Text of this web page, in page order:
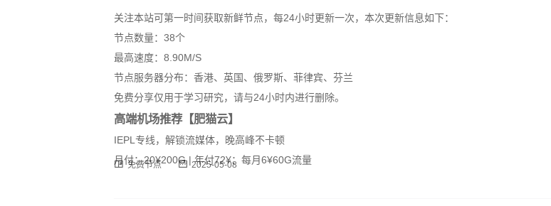
关注本站可第一时间获取新鲜节点，每24小时更新一次，本次更新信息如下：
节点数量：38个
最高速度：8.90M/S
节点服务器分布：香港、英国、俄罗斯、菲律宾、芬兰
免费分享仅用于学习研究，请与24小时内进行删除。
高端机场推荐【肥猫云】
IEPL专线，解锁流媒体，晚高峰不卡顿
月付：20¥200G | 年付72¥：每月6¥60G流量
免费节点 2025-05-08